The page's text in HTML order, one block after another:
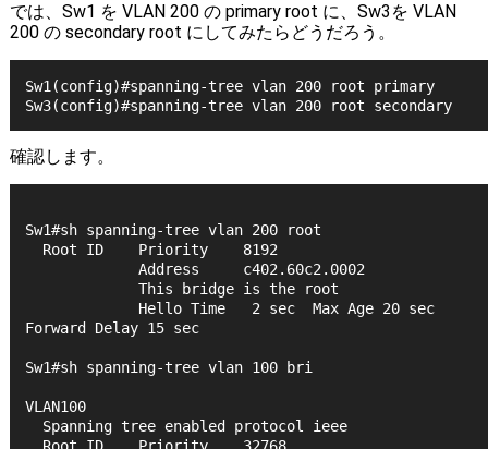
では、Sw1 を VLAN 200 の primary root に、Sw3を VLAN
200 の secondary root にしてみたらどうだろう。
Sw1(config)#spanning-tree vlan 200 root primary
Sw3(config)#spanning-tree vlan 200 root secondary
確認します。
Sw1#sh spanning-tree vlan 200 root
Root ID    Priority    8192
Address     c402.60c2.0002
This bridge is the root
Hello Time   2 sec  Max Age 20 sec
Forward Delay 15 sec
Sw1#sh spanning-tree vlan 100 bri
VLAN100
Spanning tree enabled protocol ieee